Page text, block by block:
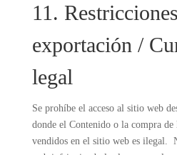
11.
exportación /
legal
Se prohíbe el acceso al sitio web
donde el Contenido o la compra
vendidos en el sitio web es ilegal.